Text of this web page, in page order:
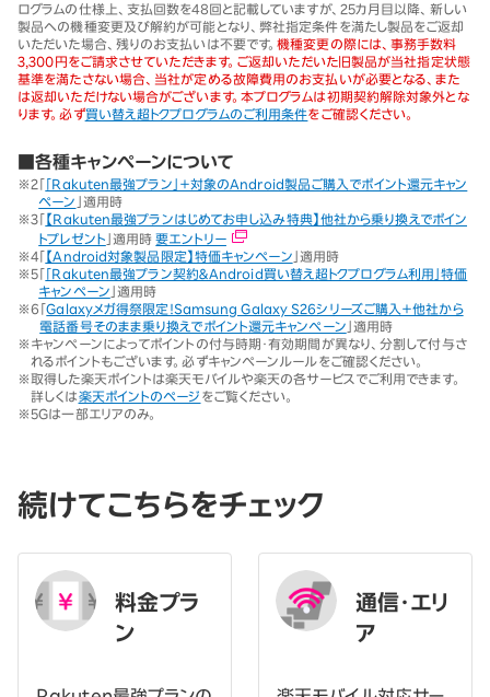
ログラムの仕様上、支払回数を48回と記載していますが、25カ月目以降、新しい
製品への機種変更及び解約が可能となり、弊社指定条件を満たし製品をご返却
いただいた場合、残りのお支払いは不要です。機種変更の際には、事務手数料
3,300円をご請求させていただきます。ご返却いただいた旧製品が当社指定状態
基準を満たさない場合、当社が定める故障費用のお支払いが必要となる、また
は返却いただけない場合がございます。本プログラムは初期契約解除対象外とな
ります。必ず買い替え超トクプログラムのご利用条件をご確認ください。
■各種キャンペーンについて
※2 「 「Rakuten最強プラン」＋対象のAndroid製品ご購入でポイント還元キャン
ペーン
」適用時
※3 「 【Rakuten最強プランはじめてお申し込み特典】他社から乗り換えでポイン
トプレゼント 」適用時 要エントリー
※4「 【Android対象製品限定】特価キャンペーン 」適用時
※5 「 「Rakuten最強プラン契約＆Android買い替え超トクプログラム利用」特価
キャンペーン 」適用時
※6 「Galaxyメガ得祭限定！Samsung Galaxy S26シリーズご購入＋他社から
電話番号そのまま乗り換えでポイント還元キャンペーン 」適用時
※ キャンペーンによってポイントの付与時期・有効期間が異なり、分割して付与さ
れるポイントもございます。必ずキャンペーンルールをご確認ください。
※取得した楽天ポイントは楽天モバイルや楽天の各サービスでご利用できます。
詳しくは楽天ポイントのページ をご覧ください。
※ 5Gは一部エリアのみ。
続けてこちらをチェック
料金プラ
ン
通信・エリ
ア